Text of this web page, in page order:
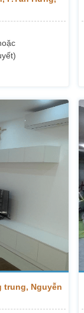
trung, Nguyễn